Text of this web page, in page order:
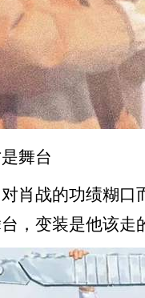
舞台
肖战的功绩糊口
，变装是他该走